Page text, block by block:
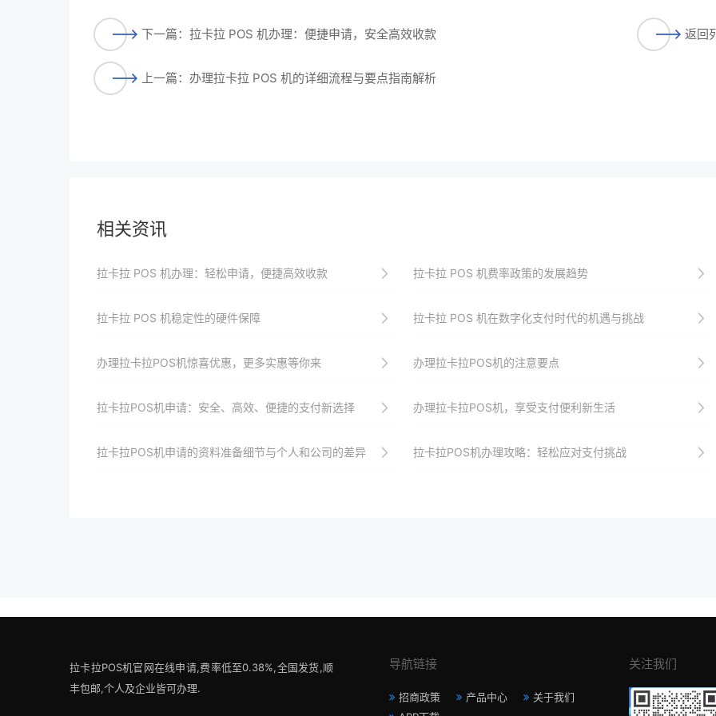
下一篇：拉卡拉 POS 机办理：便捷申请，安全高效收款
上一篇：办理拉卡拉 POS 机的详细流程与要点指南解析
返回
相关资讯
拉卡拉 POS 机办理：轻松申请，便捷高效收款 拉卡拉 POS 机费率政策的发展趋势
拉卡拉 POS 机稳定性的硬件保障 拉卡拉 POS 机在数字化支付时代的机遇与挑战​
办理拉卡拉POS机惊喜优惠，更多实惠等你来 办理拉卡拉POS机的注意要点
拉卡拉POS机申请：安全、高效、便捷的支付新选择 办理拉卡拉POS机，享受支付便利新生活
拉卡拉POS机申请的资料准备细节与个人和公司的差异 拉卡拉POS机办理攻略：轻松应对支付挑战
拉卡拉POS机官网在线申请,费率低至0.38%,全国发货,顺
丰包邮,个人及企业皆可办理.
导航链接
招商政策 产品中心
关于我们
关注我们